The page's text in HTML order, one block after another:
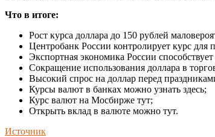
Что в итоге:
Рост курса доллара до 150 рублей
Центробанк России контролирует курс для
Экспортная экономика России
Сокращение использования доллара в
Высокий спрос на доллар перед
Курсы валют в банках можно узнать здесь;
Курс валют на Мосбирже тут;
Открыть вклад в валюте можно тут.
Источник